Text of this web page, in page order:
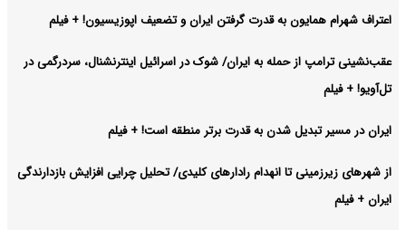
ندارد
چند رسانه ای: سقوط امپراطوری با چاشنی خودشیفتگی/ چرا ترامپ به سقوط
آمریکا سرعت می‌دهد؟ + فیلم
اعتراف شهرام همایون به قدرت گرفتن ایران و تضعیف اپوزیسیون! + فیلم
عقب‌نشینی ترامپ از حمله به ایران/ شوک در اسرائیل اینترنشنال، سردرگمی در
تل‌آویو! + فیلم
ایران در مسیر تبدیل شدن به قدرت برتر منطقه است! + فیلم
از شهرهای زیرزمینی تا انهدام رادارهای کلیدی/ تحلیل چرایی افزایش بازدارندگی
ایران + فیلم